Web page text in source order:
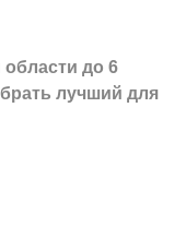
области до 6
лучший для